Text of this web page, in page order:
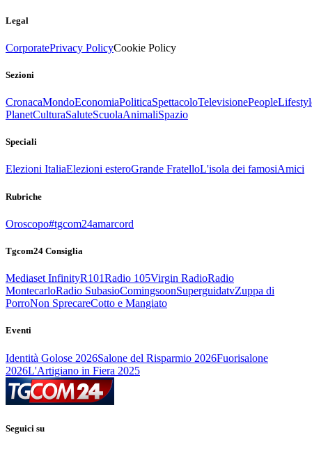
Legal
CorporatePrivacy PolicyCookie Policy
Sezioni
CronacaMondoEconomiaPoliticaSpettacoloTelevisionePeople
PlanetCulturaSaluteScuolaAnimaliSpazio
Speciali
Elezioni ItaliaElezioni esteroGrande FratelloL'isola dei famosiAmici
Rubriche
Oroscopo#tgcom24amarcord
Tgcom24 Consiglia
Mediaset InfinityR101Radio 105Virgin RadioRadio
MontecarloRadio SubasioComingsoonSuperguidatvZuppa di
PorroNon SprecareCotto e Mangiato
Eventi
Identità Golose 2026Salone del Risparmio 2026Fuorisalone
2026L'Artigiano in Fiera 2025
Seguici su